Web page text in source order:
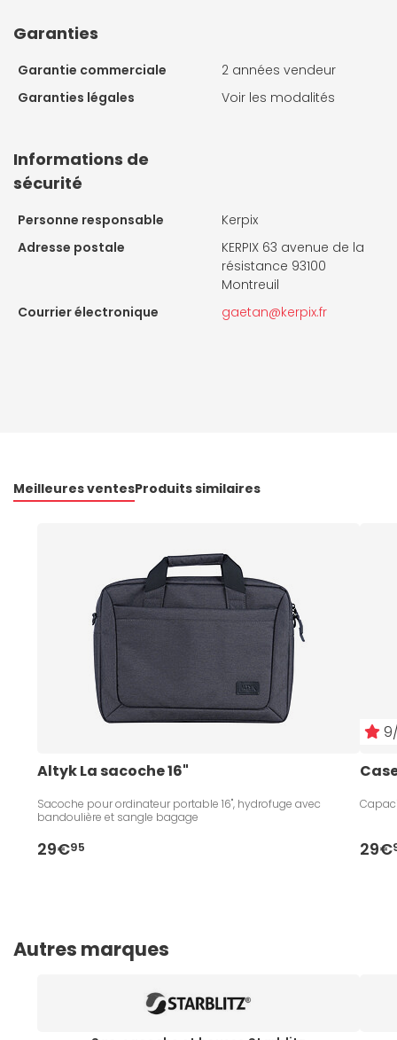
Garanties
Garantie commerciale
2 années vendeur
Garanties légales
Voir les modalités
Informations de
sécurité
Personne responsable
Kerpix
Adresse postale
KERPIX 63 avenue de la
résistance 93100
Montreuil
Courrier électronique
gaetan@kerpix.fr
Meilleures ventesProduits similaires
Altyk La sacoche 16"
Sacoche pour ordinateur portable 16", hydrofuge avec
bandoulière et sangle bagage
29€95 29€
Autres marques